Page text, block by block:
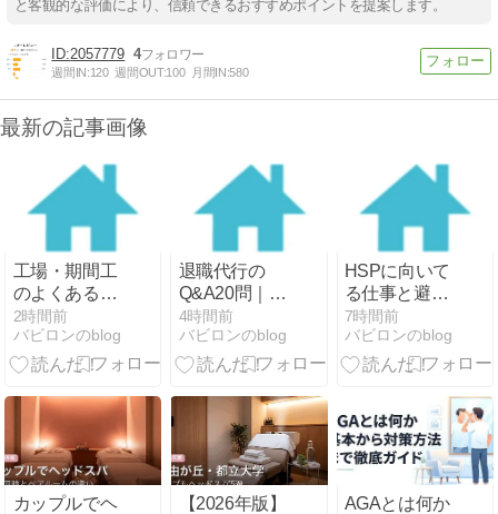
と客観的な評価により、信頼できるおすすめポイントを提案します。
2057779 4
週間IN:120 週間OUT:100 月間IN:580
最新の記事画像
工場・期間工
のよくある質
問Q&A｜寮費
は無料？未経
験でも入れ
いくら？
2時間前
バビロンのblog
退職代行の
Q&A20問｜違
法にならな
い？有給は取
れる？即日辞
4時間前
バビロンのblog
HSPに向いて
る仕事と避け
るべき環境。
ストレスなく
働くための3
7時間前
バビロンのblog
カップルでヘ
【2026年版】
AGAとは何か